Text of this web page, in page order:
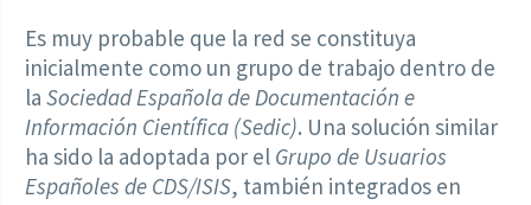
Es muy probable que la red se constituya
inicialmente como un grupo de trabajo dentro de
la Sociedad Española de Documentación e
Información Científica (Sedic). Una solución similar
ha sido la adoptada por el Grupo de Usuarios
Españoles de CDS/ISIS, también integrados en